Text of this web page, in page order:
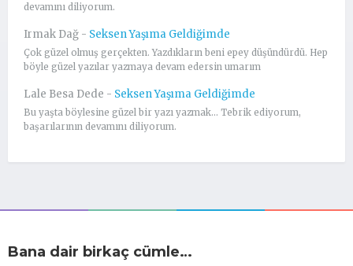
devamını diliyorum.
Irmak Dağ - Seksen Yaşıma Geldiğimde
Çok güzel olmuş gerçekten. Yazdıkların beni epey düşündürdü. Hep
böyle güzel yazılar yazmaya devam edersin umarım
Lale Besa Dede - Seksen Yaşıma Geldiğimde
Bu yaşta böylesine güzel bir yazı yazmak... Tebrik ediyorum,
başarılarının devamını diliyorum.
Bana dair birkaç cümle…